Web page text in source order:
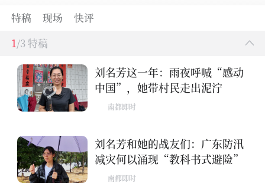
特稿 现场
快评
1/3 特稿
刘名芳这一年：雨夜呼喊“感动
中国”，她带村民走出泥泞
南都即时
刘名芳和她的战友们：广东防汛
减灾何以涌现“教科书式避险”
南都即时